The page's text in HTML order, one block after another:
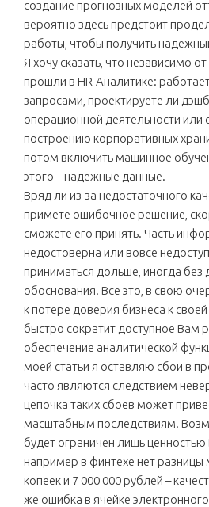
создание прогнозных моделей
вероятно здесь предстоит
работы, чтобы получить
Я хочу сказать, что независимо
прошли в HR-Аналитике:
запросами, проектируете ли
операционной деятельности или
построению корпоративных
потом включить машинное
этого – надежные данные.
Вряд ли из-за недостаточного
примете ошибочное решение,
сможете его принять. Часть
недостоверна или вовсе
приниматься дольше, иногда без
обоснования. Все это, в свою
к потере доверия бизнеса к
быстро сократит доступное Вам
обеспечение аналитической
моей статьи я оставляю сбои в
часто являются следствием
цепочка таких сбоев может
масштабным последствиям.
будет ограничен лишь ценностью
например в финтехе нет
копеек и 7 000 000 рублей –
же ошибка в ячейке